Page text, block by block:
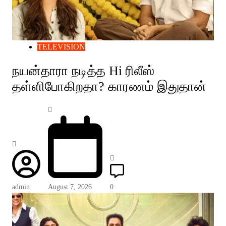
TELEVISION
நயன்தாரா நடித்த Hi ரிலீஸ்
தள்ளிபோகிறதா? காரணம் இதுதான்
admin August 7, 2026 0